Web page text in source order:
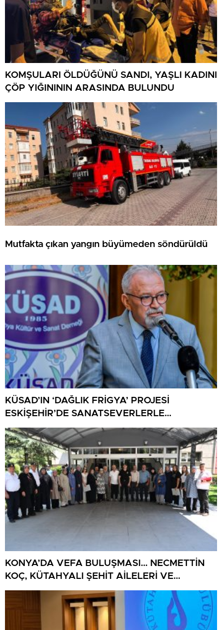
KOMŞULARI ÖLDÜĞÜNÜ SANDI, YAŞLI KADINI
ÇÖP YIĞINININ ARASINDA BULUNDU
Mutfakta çıkan yangın büyümeden söndürüldü
KÜSAD’IN ‘DAĞLIK FRİGYA’ PROJESİ
ESKİŞEHİR’DE SANATSEVERLERLE
BULUŞUYOR
KONYA’DA VEFA BULUŞMASI… NECMETTİN
KOÇ, KÜTAHYALI ŞEHİT AİLELERİ VE
GAZİLERİ AĞIRLADI